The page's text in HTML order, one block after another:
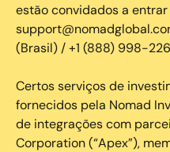
estão convidados a
(Brasil) / +1 (888) 998-
Certos serviços de
fornecidos pela Nomad
de integrações com
Corporation (“Apex”),